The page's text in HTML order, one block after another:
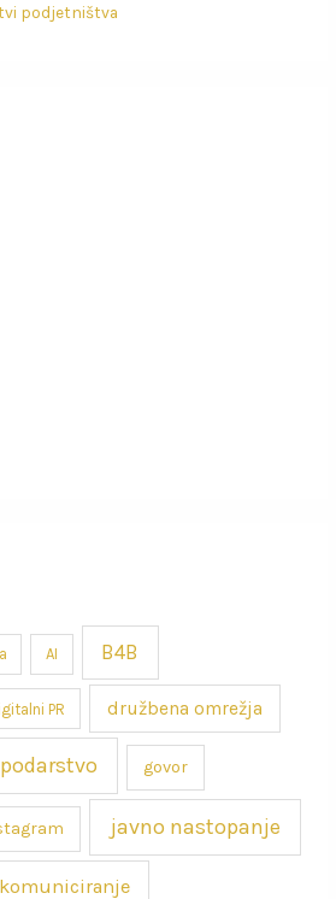
podjetništva
AI B4B
PR družbena omrežja
govor
javno nastopanje
komuniciranje